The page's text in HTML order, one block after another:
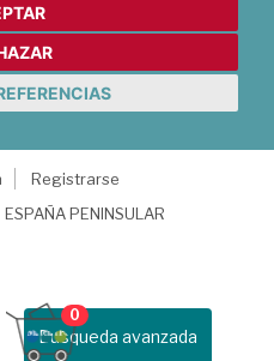
Registrarse
ESPAÑA PENINSULAR
Busqueda avanzada
0